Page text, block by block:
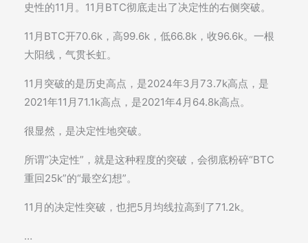
史性的11月。11月BTC彻底走出了决定性的右侧突破。
11月BTC开70.6k，高99.6k，低66.8k，收96.6k。一根
大阳线，气贯长虹。
11月突破的是历史高点，是2024年3月73.7k高点，是
2021年11月71.1k高点，是2021年4月64.8k高点。
很显然，是决定性地突破。
所谓“决定性”，就是这种程度的突破，会彻底粉碎“BTC
重回25k”的“最空幻想”。
11月的决定性突破，也把5月均线拉高到了71.2k。
…